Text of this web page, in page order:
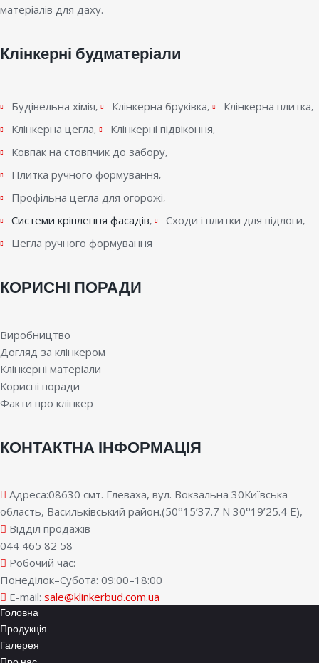
матеріалів для даху.
Клінкерні будматеріали
Будівельна хімія Клінкерна бруківка
Клінкерна плитка
Клінкерна цегла
Клінкерні підвіконня
Ковпак на стовпчик до забору
Плитка ручного формування
Профільна цегла для огорожі
Системи кріплення фасадів
Сходи і плитки для підлоги
Цегла ручного формування
КОРИСНІ ПОРАДИ
Виробництво
Догляд за клінкером
Клінкерні матеріали
Корисні поради
Факти про клінкер
КОНТАКТНА ІНФОРМАЦІЯ
Адреса:08630 смт. Глеваха, вул. Вокзальна 30Київська
область, Васильківський район.(50°15’37.7 N 30°19’25.4 E),
Відділ продажів
044 465 82 58
Робочий час:
Понеділок–Субота: 09:00–18:00
E-mail: sale@klinkerbud.com.ua
Головна
Продукція
Галерея